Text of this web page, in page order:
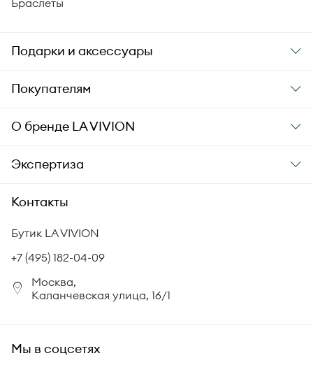
Подарки и аксессуары
Подарки
Уход за украшениями
Аксессуары
Покупателям
Заказ и оплата
Гарантия подлинности
Комплект документов
Политика возврата
Сертификация бриллиантов
Юридическая информация
О бренде LA VIVION
О компании
СМИ о нас
Корпоративный портал
Экспертиза
Академия LA VIVION
Статьи
Контакты
Бутик LA VIVION
+7 (495) 182-04-09
Москва,
Каланчевская улица, 16/1
Мы в соцсетях